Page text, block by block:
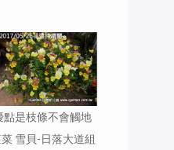
點是枝條不會觸地
雪貝-日落大道組